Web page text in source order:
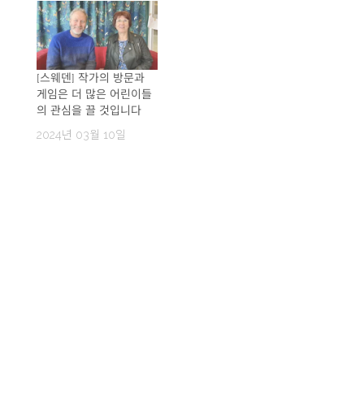
[스웨덴] 작가의 방문과
게임은 더 많은 어린이들
의 관심을 끌 것입니다
2024년 03월 10일